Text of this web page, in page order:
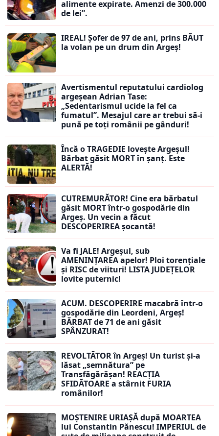
alimente expirate. Amenzi de 300.000
de lei”.
IREAL! Șofer de 97 de ani, prins BĂUT
la volan pe un drum din Argeș!
Avertismentul reputatului cardiolog
argeșean Adrian Tase:
„Sedentarismul ucide la fel ca
fumatul”. Mesajul care ar trebui să-i
pună pe toți românii pe gânduri!
Încă o TRAGEDIE lovește Argeșul!
Bărbat găsit MORT în șanț. Este
ALERTĂ!
CUTREMURĂTOR! Cine era bărbatul
găsit MORT într-o gospodărie din
Argeș. Un vecin a făcut
DESCOPERIREA șocantă!
Va fi JALE! Argeșul, sub
AMENINȚAREA apelor! Ploi torențiale
și RISC de viituri! LISTA JUDEȚELOR
lovite puternic!
ACUM. DESCOPERIRE macabră într-o
gospodărie din Leordeni, Argeș!
BĂRBAT de 71 de ani găsit
SPÂNZURAT!
REVOLTĂTOR în Argeș! Un turist și-a
lăsat „semnătura” pe
Transfăgărășan! REACȚIA
SFIDĂTOARE a stârnit FURIA
românilor!
MOȘTENIRE URIAȘĂ după MOARTEA
lui Constantin Pănescu! IMPERIUL de